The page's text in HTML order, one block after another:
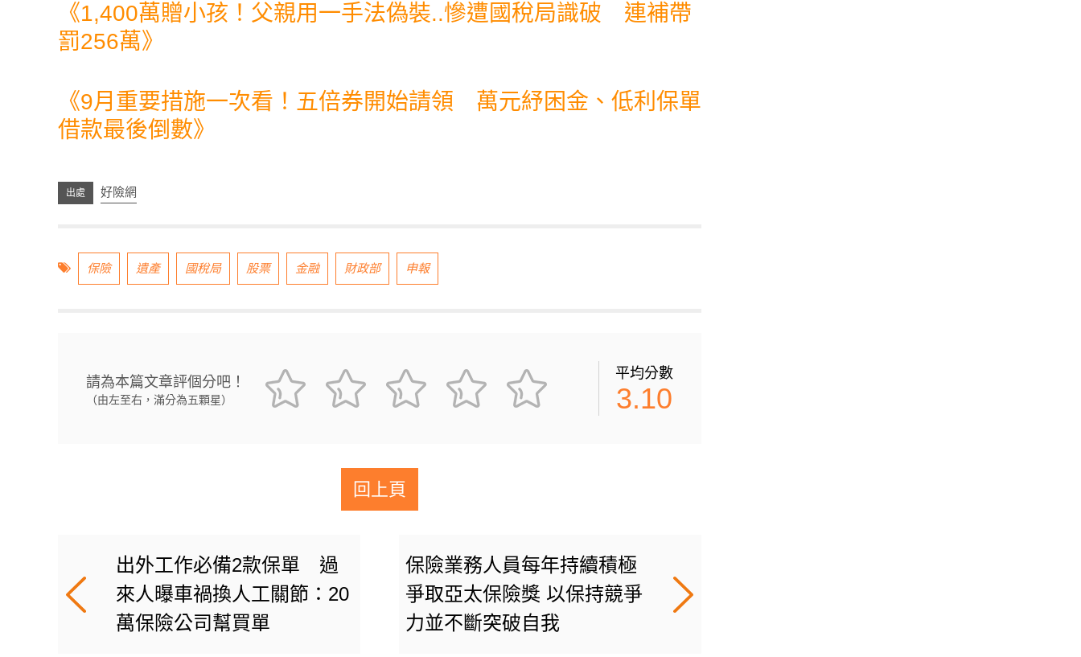
《1,400萬贈小孩！父親用一手法偽裝..慘遭國稅局識破 連補帶
罰256萬》
《9月重要措施一次看！五倍券開始請領 萬元紓困金、低利保單
借款最後倒數》
好險網
保險 遺產 國稅局 股票 金融 財政部 申報
請為本篇文章評個分吧！
（由左至右，滿分為五顆星）
平均分數
3.10
回上頁
出外工作必備2款保單 過
來人曝車禍換人工關節：20
萬保險公司幫買單
保險業務人員每年持續積極
爭取亞太保險獎 以保持競爭
力並不斷突破自我